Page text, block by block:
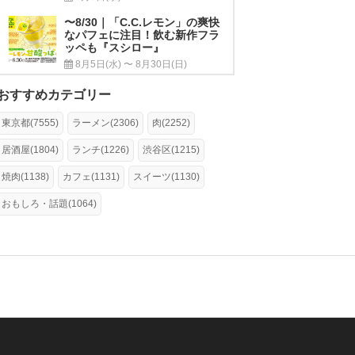
〜8/30｜「C.C.レモン」の爽快
なパフェに注目！飲む新作フラ
ッペも『スシロー』
8月5日(水) 〜 8月30日(日)
すすめカテゴリー
東京都(7555) ラーメン(2306) 肉(2252)
居酒屋(1804) ランチ(1226) 渋谷区(1215)
焼肉(1138) カフェ(1131) スイーツ(1130)
おもしろ・話題(1064)